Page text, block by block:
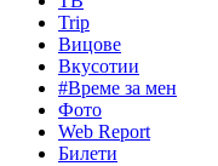
Trip
Вицове
Вкусотии
#Време за мен
Фото
Web Report
Билети